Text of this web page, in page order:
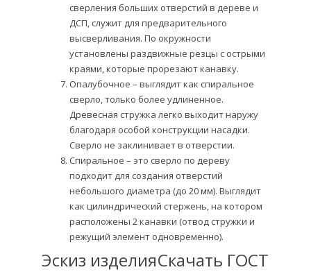
сверления больших отверстий в дереве и
ДСП, служит для предварительного
высверливания. По окружности
установлены раздвижные резцы с острыми
краями, которые прорезают канавку.
Опалубочное – выглядит как спиральное
сверло, только более удлиненное.
Древесная стружка легко выходит наружу
благодаря особой конструкции насадки.
Сверло не заклинивает в отверстии.
Спиральное – это сверло по дереву
подходит для создания отверстий
небольшого диаметра (до 20 мм). Выглядит
как цилиндрический стержень, на котором
расположены 2 канавки (отвод стружки и
режущий элемент одновременно).
Эскиз изделияСкачать ГОСТ